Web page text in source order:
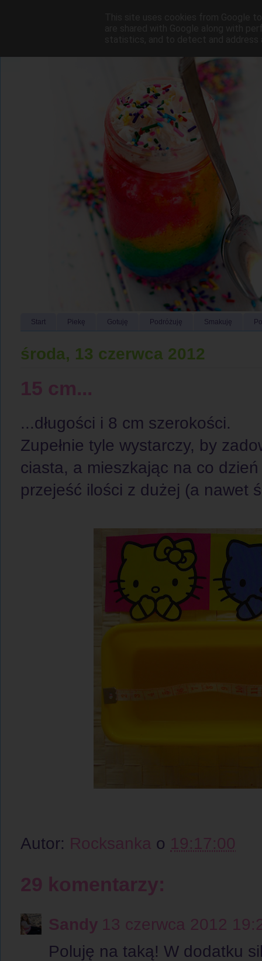
Start Piekę Gotuję Podróżuję Smakuję
środa, 13 czerwca 2012
15 cm...
...długości i 8 cm szerokości.
Zupełnie tyle wystarczy, by
ciasta, a mieszkając na co
przejeść ilości z dużej (a nawet
Autor: Rocksanka o 19:17:00
29 komentarzy:
Sandy 13 czerwca 2012
Poluję na taką! W dodatku